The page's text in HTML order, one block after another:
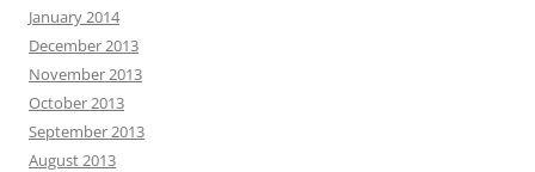
January 2014
December 2013
November 2013
October 2013
September 2013
August 2013